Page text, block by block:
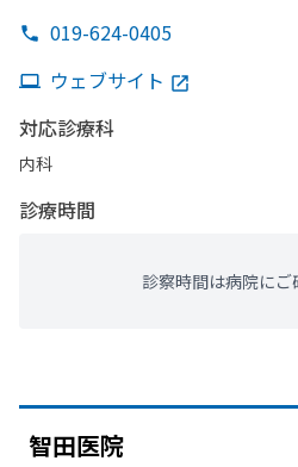
019-624-0405
ウェブサイト
対応診療科
内科
診療時間
診察時間は病院にご
智田医院